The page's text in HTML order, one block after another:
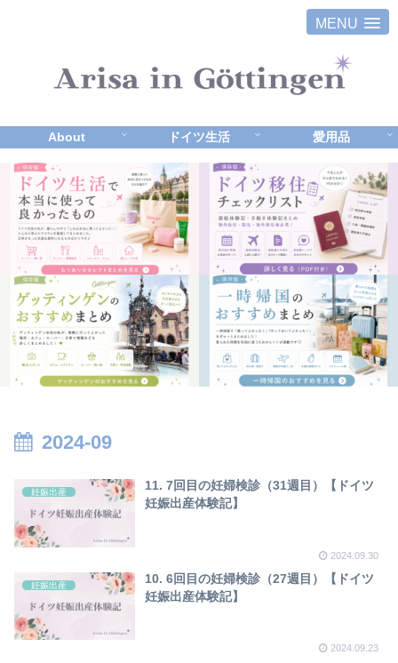
MENU
About ドイツ生活 愛用品
2024-09
妊娠出産
11. 7回目の妊婦検診（31週目）【ドイツ
妊娠出産体験記】
2024.09.30
妊娠出産
10. 6回目の妊婦検診（27週目）【ドイツ
妊娠出産体験記】
2024.09.23